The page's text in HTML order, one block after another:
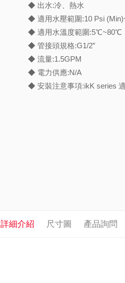
◆ 出水:冷、熱水
◆ 適用水壓範圍:10 Psi
◆ 適用水溫度範圍:5℃~80℃
◆ 管接頭規格:G1/2”
◆ 流量:1.5GPM
◆ 電力供應:N/A
◆ 安裝注意事項:ikK series
詳細介紹 尺寸圖 產品詢問